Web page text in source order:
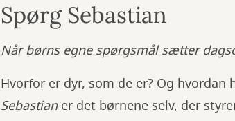
Spørg Sebastian
Når børns egne spørgsmål sætter
Hvorfor er dyr, som de er? Og
Sebastianer det børnene selv, der